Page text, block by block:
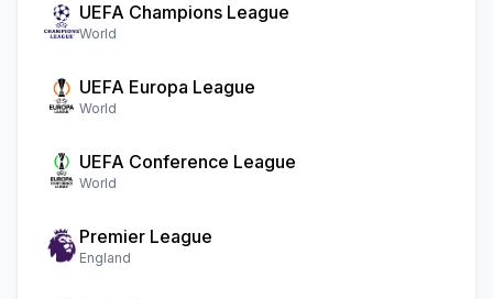
UEFA Champions League
World
UEFA Europa League
World
UEFA Conference League
World
Premier League
England